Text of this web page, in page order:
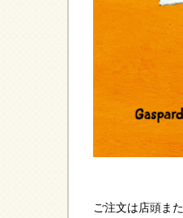
ご注文は店頭ま